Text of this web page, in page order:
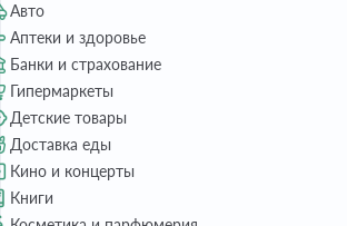
Авто
Аптеки и здоровье
Банки и страхование
Гипермаркеты
Детские товары
Доставка еды
Кино и концерты
Книги